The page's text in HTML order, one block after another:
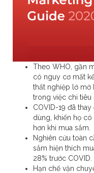
Theo WHO, gần
có nguy cơ mất
thất nghiệp lờ mờ
trong việc chi tiêu
COVID-19 đã
dùng, khiến họ
hơn khi mua sắm.
Nghiên cứu toàn
sắm hiện thích
28% trước COVID.
Hạn chế vận